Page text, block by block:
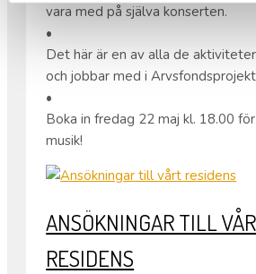
vara med på själva konserten.
•
Det här är en av alla de
och jobbar med i
•
Boka in fredag 22 maj kl. 18.00
musik!
ANSÖKNINGAR TILL
RESIDENS